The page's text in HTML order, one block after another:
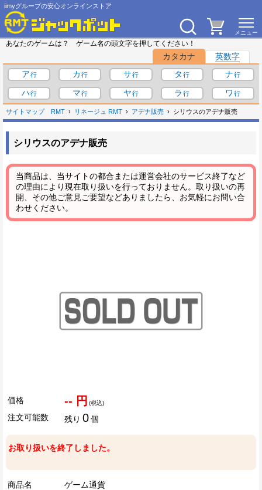
iimyグループの安心オンラインストア
あなたのゲームは？ ゲーム名の頭文字を押してください！
カタカナ
英数字
ア
カ サ タ
ナ
ハ
マ ヤ ラ ワ
サイトマップ RMT リネージュ RMT アデナ販売 シリウスのアデナ販売
シリウスのアデナ販売
当商品は、当サイトの都合または運営会社のサービス終了など
の理由により現在取り扱いを行っておりません。取り扱いの再
開、その他ご意見ご要望などありましたら、お気軽にお問い合
わせください。
価格 -- 円 (税込)
注文可能数 残り 0個
お取り扱いを終了しました。
商品名
ゲーム通貨